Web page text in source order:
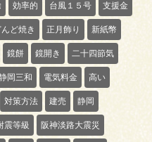
効率的 台風１５号 支援金
んど焼き 正月飾り 新紙幣
鏡餅 鏡開き 二十四節気
岡三和 電気料金 高い
対策方法 建売 静岡
震等級 阪神淡路大震災